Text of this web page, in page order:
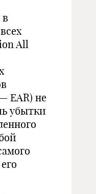
All
EAR) не
убытки